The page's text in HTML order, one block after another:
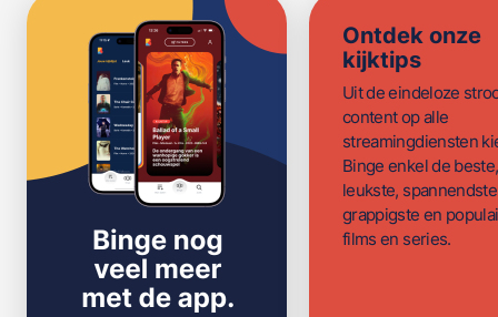
Ontdek onze
kijktips
Uit de eindeloze
content op alle
streamingdiensten
Binge enkel de beste,
leukste,
grappigste en
films en series.